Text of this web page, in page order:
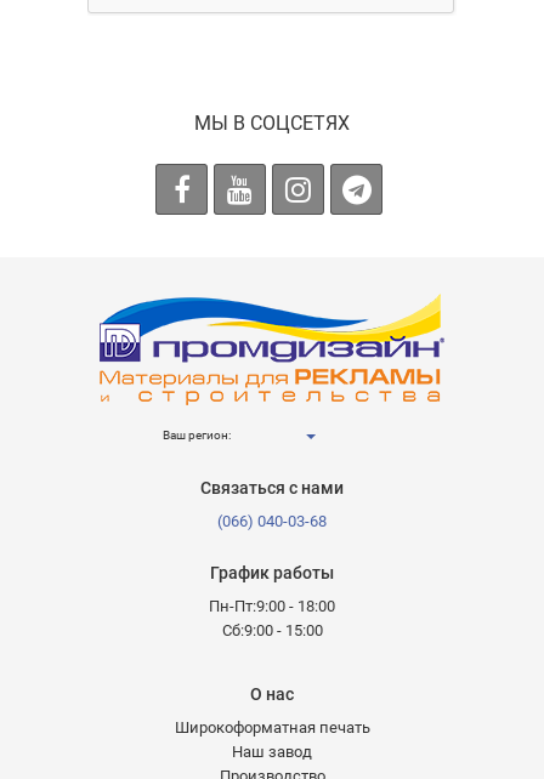
МЫ В СОЦСЕТЯХ
Ваш регион:
Связаться с нами
(066) 040-03-68
График работы
Пн-Пт:9:00 - 18:00
Сб:9:00 - 15:00
О нас
Широкоформатная печать
Наш завод